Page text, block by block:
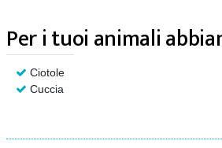
Per i tuoi animali
Ciotole
Cuccia